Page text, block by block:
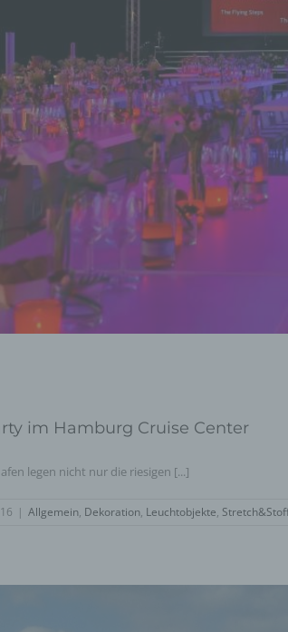
im Hamburg Cruise Center
legen nicht nur die riesigen [...]
| Allgemein, Dekoration, Leuchtobjekte,